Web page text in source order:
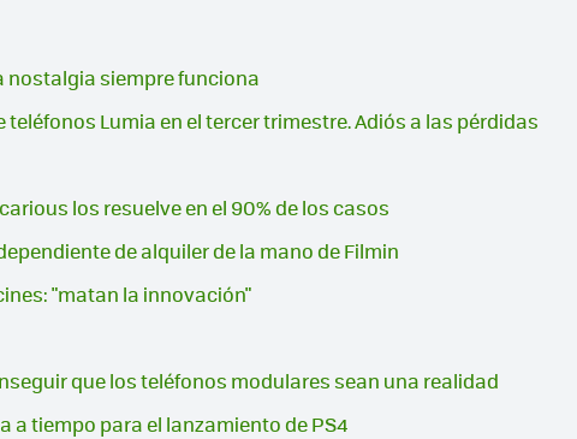
nostalgia siempre funciona
Lumia en el tercer trimestre. Adiós a las pérdidas
los resuelve en el 90% de los casos
de alquiler de la mano de Filmin
"matan la innovación"
que los teléfonos modulares sean una realidad
a tiempo para el lanzamiento de PS4